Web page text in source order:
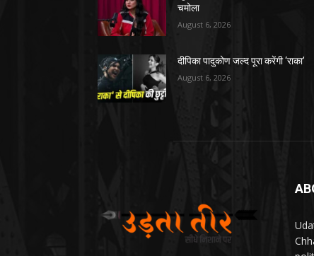
चमोला
August 6, 2026
दीपिका पादुकोण जल्द पूरा करेंगी ‘राका’
August 6, 2026